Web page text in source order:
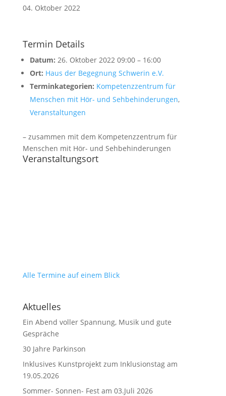
04. Oktober 2022
Termin Details
Datum: 26. Oktober 2022 09:00– 16:00
Ort: Haus der Begegnung Schwerin e.V.
Terminkategorien: Kompetenzzentrum für
Menschen mit Hör- und Sehbehinderungen,
Veranstaltungen
– zusammen mit dem Kompetenzzentrum für
Menschen mit Hör- und Sehbehinderungen
Veranstaltungsort
Alle Termine auf einem Blick
Aktuelles
Ein Abend voller Spannung, Musik und gute
Gespräche
30 Jahre Parkinson
Inklusives Kunstprojekt zum Inklusionstag am
19.05.2026
Sommer- Sonnen- Fest am 03.Juli 2026